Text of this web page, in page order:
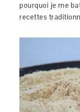
pourquoi je me
recettes